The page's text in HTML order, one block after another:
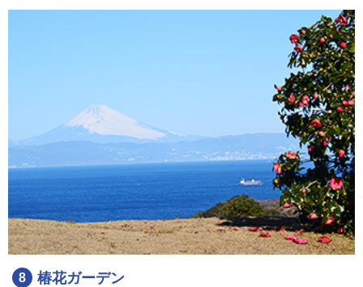
8 椿花ガーデン